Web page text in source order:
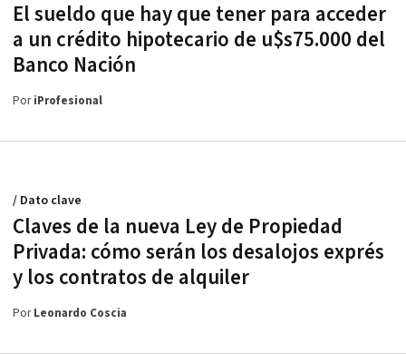
El sueldo que hay que tener para acceder
a un crédito hipotecario de u$s75.000 del
Banco Nación
PoriProfesional
Claves de la nueva Ley de Propiedad
Privada: cómo serán los desalojos exprés
y los contratos de alquiler
/ Dato clave
PorLeonardo Coscia